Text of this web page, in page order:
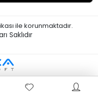
ile korunmaktadır.
Saklıdır